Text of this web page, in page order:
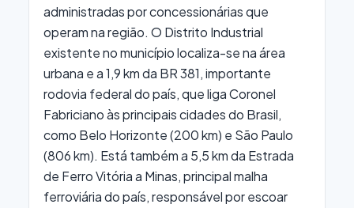
administradas por concessionárias que
operam na região. O Distrito Industrial
existente no município localiza-se na área
urbana e a 1,9 km da BR 381, importante
rodovia federal do país, que liga Coronel
Fabriciano às principais cidades do Brasil,
como Belo Horizonte (200 km) e São Paulo
(806 km). Está também a 5,5 km da Estrada
de Ferro Vitória a Minas, principal malha
ferroviária do país, responsável por escoar